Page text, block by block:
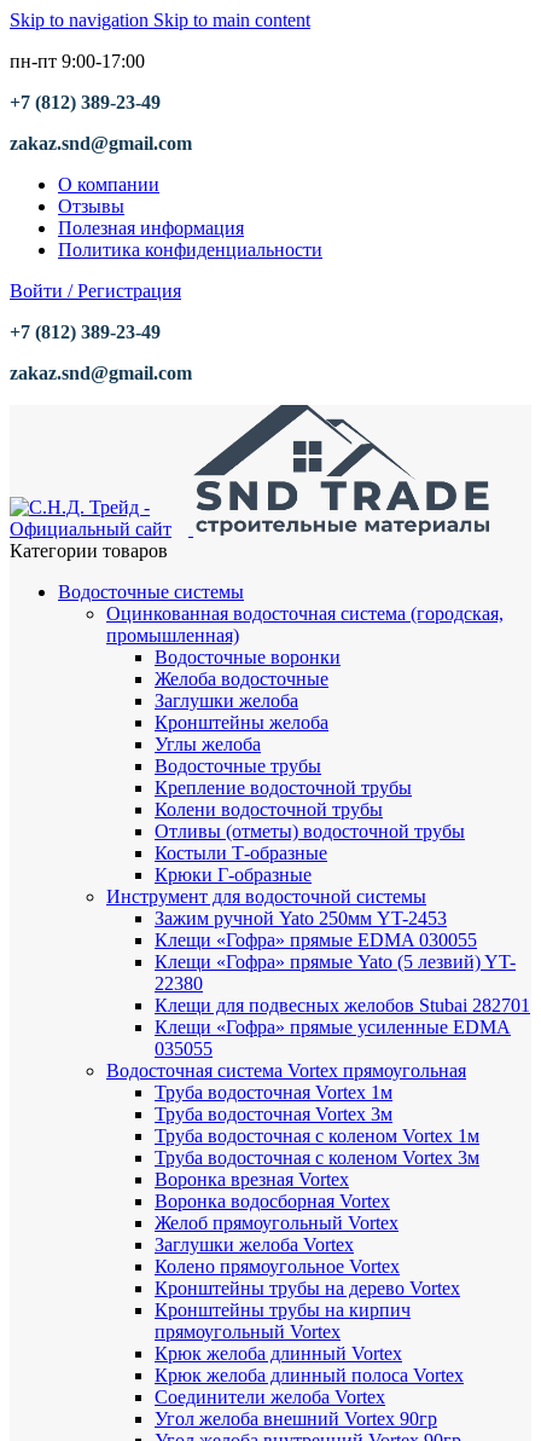
Skip to navigation Skip to main content
пн-пт 9:00-17:00
+7 (812) 389-23-49
zakaz.snd@gmail.com
О компании
Отзывы
Полезная информация
Политика конфиденциальности
Войти / Регистрация
+7 (812) 389-23-49
zakaz.snd@gmail.com
Категории товаров
Водосточные системы
Оцинкованная водосточная система (городская,
промышленная)
Водосточные воронки
Желоба водосточные
Заглушки желоба
Кронштейны желоба
Углы желоба
Водосточные трубы
Крепление водосточной трубы
Колени водосточной трубы
Отливы (отметы) водосточной трубы
Костыли Т-образные
Крюки Г-образные
Инструмент для водосточной системы
Зажим ручной Yato 250мм YT-2453
Клещи «Гофра» прямые EDMA 030055
Клещи «Гофра» прямые Yato (5 лезвий) YT-
22380
Клещи для подвесных желобов Stubai 282701
Клещи «Гофра» прямые усиленные EDMA
035055
Водосточная система Vortex прямоугольная
Труба водосточная Vortex 1м
Труба водосточная Vortex 3м
Труба водосточная с коленом Vortex 1м
Труба водосточная с коленом Vortex 3м
Воронка врезная Vortex
Воронка водосборная Vortex
Желоб прямоугольный Vortex
Заглушки желоба Vortex
Колено прямоугольное Vortex
Кронштейны трубы на дерево Vortex
Кронштейны трубы на кирпич
прямоугольный Vortex
Крюк желоба длинный Vortex
Крюк желоба длинный полоса Vortex
Соединители желоба Vortex
Угол желоба внешний Vortex 90гр